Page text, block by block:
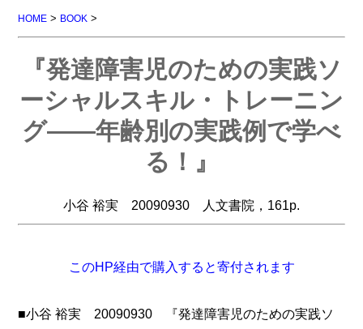
HOME > BOOK >
『発達障害児のための実践ソ
ーシャルスキル・トレーニン
グ――年齢別の実践例で学べ
る！』
小谷 裕実 20090930 人文書院，161p.
このHP経由で購入すると寄付されます
■小谷 裕実 20090930 『発達障害児のための実践ソ